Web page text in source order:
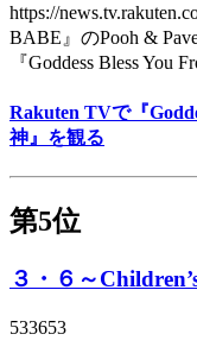
https://
BABE』のPooh &
『Goddess Bless You
Rakuten TVで『
神』を観る
第5位
３・６～
533653